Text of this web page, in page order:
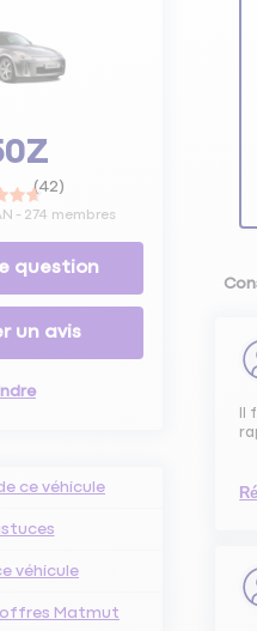
(42)
- 274 membres
question
un avis
ce véhicule
véhicule
offres Matmut